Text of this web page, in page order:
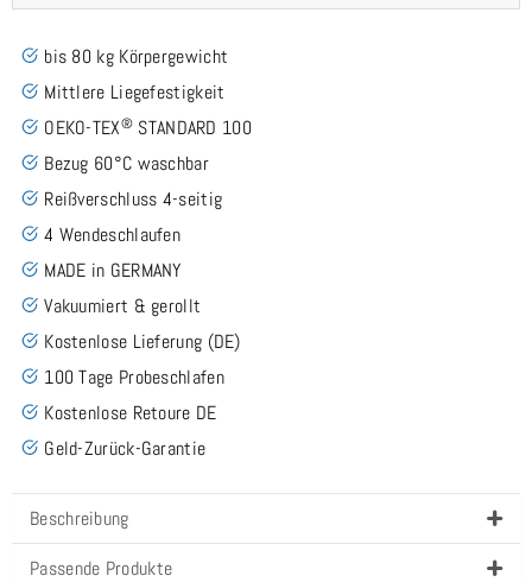
bis 80 kg Körpergewicht
Mittlere Liegefestigkeit
OEKO-TEX® STANDARD 100
Bezug 60°C waschbar
Reißverschluss 4-seitig
4 Wendeschlaufen
MADE in GERMANY
Vakuumiert & gerollt
Kostenlose Lieferung (DE)
100 Tage Probeschlafen
Kostenlose Retoure DE
Geld-Zurück-Garantie
Beschreibung
Passende Produkte